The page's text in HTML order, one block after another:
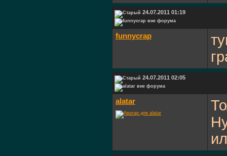
24.07.2011 01:19
funnycrap
24.07.2011 02:05
alatar